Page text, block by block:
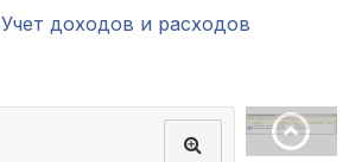
Учет доходов и расходов